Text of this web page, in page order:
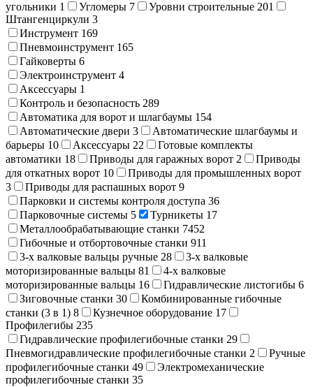
угольники 1 Угломеры 7 Уровни строительные 201
Штангенциркули 3
Инструмент 169
Пневмоинструмент 165
Гайковерты 6
Электроинструмент 4
Аксессуары 1
Контроль и безопасность 289
Автоматика для ворот и шлагбаумы 154
Автоматические двери 3
Автоматические шлагбаумы и
барьеры 10 Аксессуары 22
Готовые комплекты
автоматики 18 Приводы для гаражных ворот 2
Приводы
для откатных ворот 10
Приводы для промышленных ворот
3
Приводы для распашных ворот 9
Парковки и системы контроля доступа 36
Парковочные системы 5 Турникеты 17
Металлообрабатывающие станки 7452
Гибочные и отбортовочные станки 911
3-х валковые вальцы ручные 28
3-х валковые
моторизированные вальцы 81
4-х валковые
моторизированные вальцы 16 Гидравлические листогибы 6
Зиговочные станки 30
Комбинированные гибочные
станки (3 в 1) 8 Кузнечное оборудование 17
Профилегибы 235
Гидравлические профилегибочные станки 29
Пневмогидравлические профилегибочные станки 2
Ручные
профилегибочные станки 49
Электромеханические
профилегибочные станки 35